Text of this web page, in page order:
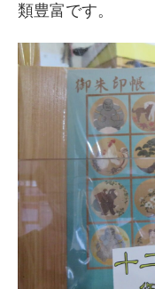
類豊富です。